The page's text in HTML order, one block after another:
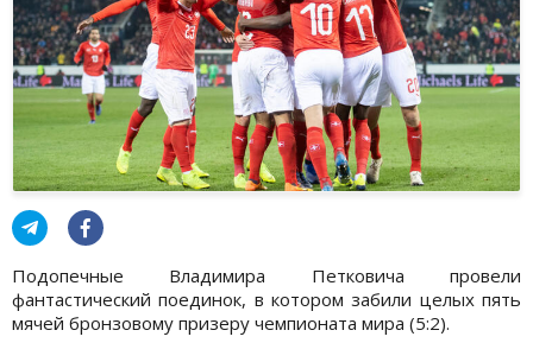
Подопечные Владимира Петковича провели
фантастический поединок, в котором забили целых пять
мячей бронзовому призеру чемпионата мира (5:2).